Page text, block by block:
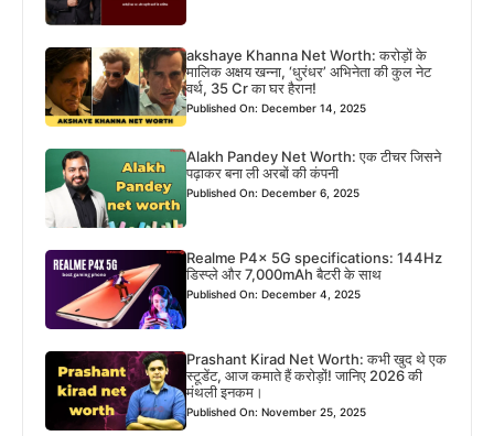
akshaye Khanna Net Worth: करोड़ों के
मालिक अक्षय खन्ना, ‘धुरंधर’ अभिनेता की कुल नेट
वर्थ, 35 Cr का घर हैरान!
Published On: December 14, 2025
Alakh Pandey Net Worth: एक टीचर जिसने
पढ़ाकर बना ली अरबों की कंपनी
Published On: December 6, 2025
Realme P4x 5G specifications: 144Hz
डिस्प्ले और 7,000mAh बैटरी के साथ
Published On: December 4, 2025
Prashant Kirad Net Worth: कभी खुद थे एक
स्टूडेंट, आज कमाते हैं करोड़ों! जानिए 2026 की
मंथली इनकम।
Published On: November 25, 2025